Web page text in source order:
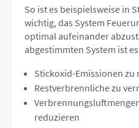
So ist es beispielsweise in
wichtig, das System
optimal aufeinander
abgestimmten System ist
Stickoxid-Emissionen zu
Restverbrennliche zu
reduzieren